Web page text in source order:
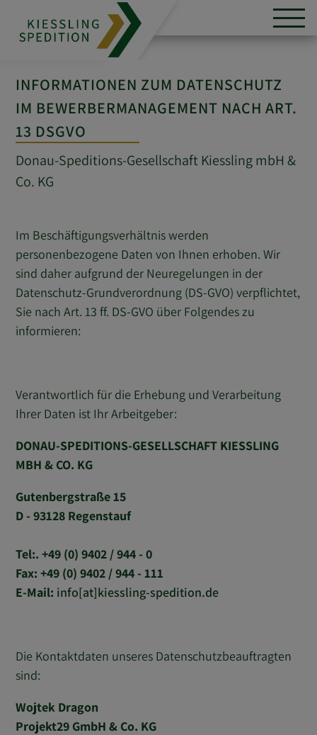
INFORMATIONEN ZUM DATENSCHUTZ
IM BEWERBERMANAGEMENT NACH ART.
13 DSGVO
Donau-Speditions-Gesellschaft Kiessling mbH &
Co. KG
Im Beschäftigungsverhältnis werden
personenbezogene Daten von Ihnen erhoben. Wir
sind daher aufgrund der Neuregelungen in der
Datenschutz-Grundverordnung (DS-GVO) verpflichtet,
Sie nach Art. 13 ff. DS-GVO über Folgendes zu
informieren:
Verantwortlich für die Erhebung und Verarbeitung
Ihrer Daten ist Ihr Arbeitgeber:
DONAU-SPEDITIONS-GESELLSCHAFT KIESSLING
MBH & CO. KG
Gutenbergstraße 15
D - 93128 Regenstauf
Tel:. +49 (0) 9402 / 944 - 0
Fax: +49 (0) 9402 / 944 - 111
E-Mail: info[at]kiessling-spedition.de
Die Kontaktdaten unseres Datenschutzbeauftragten
sind:
Wojtek Dragon
Projekt29 GmbH & Co. KG